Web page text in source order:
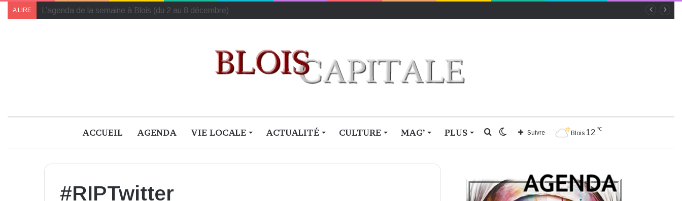
A LIRE Traité de la vie poétique : un art d’habiter le monde
ACCUEIL AGENDA VIE LOCALE ACTUALITÉ CULTURE MAG’ PLUS Blois 12 ℃
Suivre
Switch
Rechercher
#RIPTwitter